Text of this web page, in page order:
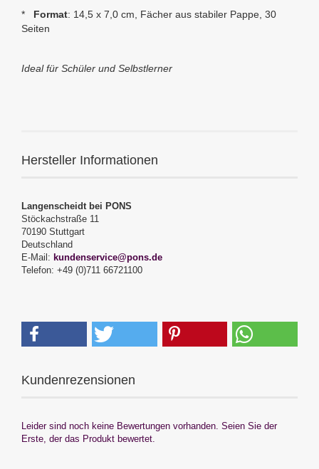
* Format: 14,5 x 7,0 cm, Fächer aus stabiler Pappe, 30
Seiten
Ideal für Schüler und Selbstlerner
Hersteller Informationen
Langenscheidt bei PONS
Stöckachstraße 11
70190 Stuttgart
Deutschland
E-Mail: kundenservice@pons.de
Telefon: +49 (0)711 66721100
Kundenrezensionen
Leider sind noch keine Bewertungen vorhanden. Seien Sie der
Erste, der das Produkt bewertet.